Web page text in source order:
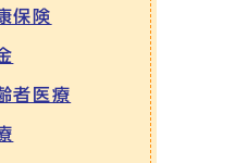
保険
者医療